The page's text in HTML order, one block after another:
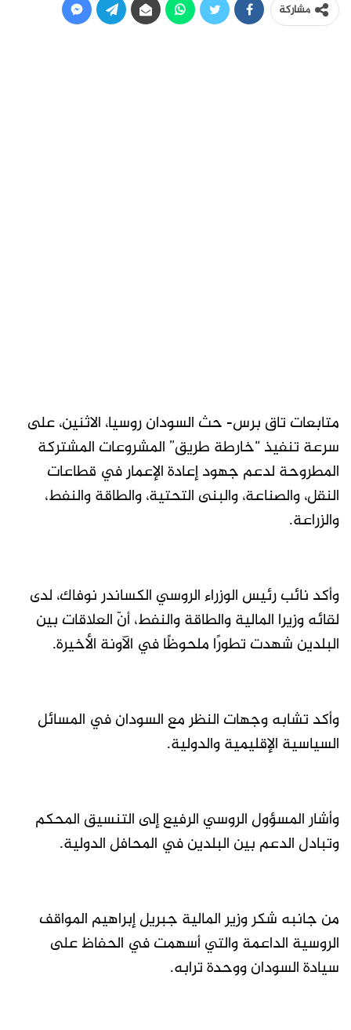
مشاركة
متابعات تاق برس- حث السودان روسيا، الاثنين، على
سرعة تنفيذ “خارطة طريق” المشروعات المشتركة
المطروحة لدعم جهود إعادة الإعمار في قطاعات
النقل، والصناعة، والبنى التحتية، والطاقة والنفط،
والزراعة.
وأكد نائب رئيس الوزراء الروسي الكساندر نوفاك، لدى
لقائه وزيرا المالية والطاقة والنفط، أنّ العلاقات بين
البلدين شهدت تطورًا ملحوظًا في الآونة الأخيرة.
وأكد تشابه وجهات النظر مع السودان في المسائل
السياسية الإقليمية والدولية.
وأشار المسؤول الروسي الرفيع إلى التنسيق المحكم
وتبادل الدعم بين البلدين في المحافل الدولية.
من جانبه شكر وزير المالية جبريل إبراهيم المواقف
الروسية الداعمة والتي أسهمت في الحفاظ على
سيادة السودان ووحدة ترابه.